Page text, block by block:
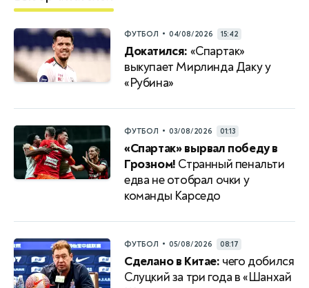
ФУТБОЛ • 04/08/2026 15:42
Докатился: «Спартак»
выкупает Мирлинда Даку у
«Рубина»
ФУТБОЛ • 03/08/2026 01:13
«Спартак» вырвал победу в
Грозном! Странный пенальти
едва не отобрал очки у
команды Карседо
ФУТБОЛ • 05/08/2026 08:17
Сделано в Китае: чего добился
Слуцкий за три года в «Шанхай